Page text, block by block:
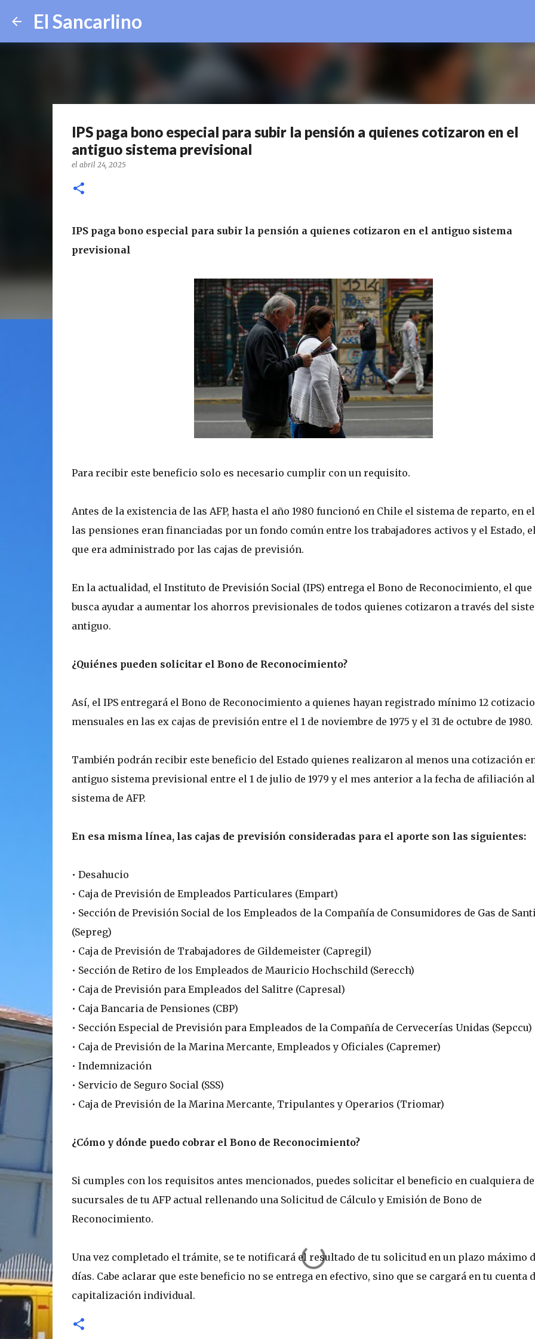
El Sancarlino
IPS paga bono especial para subir la pensión a quienes cotizaron en el
antiguo sistema previsional
el abril 24, 2025
IPS paga bono especial para subir la pensión a quienes cotizaron en el antiguo sistema
previsional
Para recibir este beneficio solo es necesario cumplir con un requisito.
Antes de la existencia de las AFP, hasta el año 1980 funcionó en Chile el sistema de reparto, en
las pensiones eran financiadas por un fondo común entre los trabajadores activos y el Estado, el
que era administrado por las cajas de previsión.
En la actualidad, el Instituto de Previsión Social (IPS) entrega el Bono de Reconocimiento, el que
busca ayudar a aumentar los ahorros previsionales de todos quienes cotizaron a través del
antiguo.
¿Quiénes pueden solicitar el Bono de Reconocimiento?
Así, el IPS entregará el Bono de Reconocimiento a quienes hayan registrado mínimo 12
mensuales en las ex cajas de previsión entre el 1 de noviembre de 1975 y el 31 de octubre de 1980.
También podrán recibir este beneficio del Estado quienes realizaron al menos una cotización
antiguo sistema previsional entre el 1 de julio de 1979 y el mes anterior a la fecha de afiliación al
sistema de AFP.
En esa misma línea, las cajas de previsión consideradas para el aporte son las siguientes:
• Desahucio
• Caja de Previsión de Empleados Particulares (Empart)
• Sección de Previsión Social de los Empleados de la Compañía de Consumidores de Gas de
(Sepreg)
• Caja de Previsión de Trabajadores de Gildemeister (Capregil)
• Sección de Retiro de los Empleados de Mauricio Hochschild (Serecch)
• Caja de Previsión para Empleados del Salitre (Capresal)
• Caja Bancaria de Pensiones (CBP)
• Sección Especial de Previsión para Empleados de la Compañía de Cervecerías Unidas (Sepccu)
• Caja de Previsión de la Marina Mercante, Empleados y Oficiales (Capremer)
• Indemnización
• Servicio de Seguro Social (SSS)
• Caja de Previsión de la Marina Mercante, Tripulantes y Operarios (Triomar)
¿Cómo y dónde puedo cobrar el Bono de Reconocimiento?
Si cumples con los requisitos antes mencionados, puedes solicitar el beneficio en cualquiera
sucursales de tu AFP actual rellenando una Solicitud de Cálculo y Emisión de Bono de
Reconocimiento.
Una vez completado el trámite, se te notificará el resultado de tu solicitud en un plazo máximo
días. Cabe aclarar que este beneficio no se entrega en efectivo, sino que se cargará en tu cuenta
capitalización individual.